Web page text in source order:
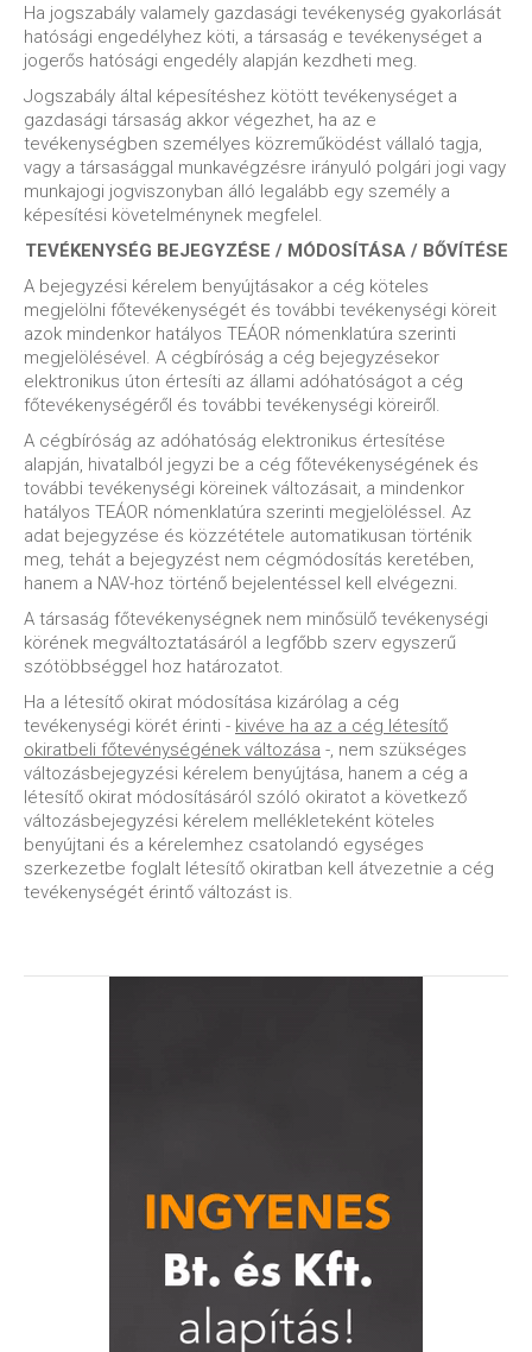
Ha jogszabály valamely gazdasági tevékenység gyakorlását
hatósági engedélyhez köti, a társaság e tevékenységet a
jogerős hatósági engedély alapján kezdheti meg.
Jogszabály által képesítéshez kötött tevékenységet a
gazdasági társaság akkor végezhet, ha az e
tevékenységben személyes közreműködést vállaló tagja,
vagy a társasággal munkavégzésre irányuló polgári jogi vagy
munkajogi jogviszonyban álló legalább egy személy a
képesítési követelménynek megfelel.
TEVÉKENYSÉG BEJEGYZÉSE / MÓDOSÍTÁSA / BŐVÍTÉSE
A bejegyzési kérelem benyújtásakor a cég köteles
megjelölni főtevékenységét és további tevékenységi köreit
azok mindenkor hatályos TEÁOR nómenklatúra szerinti
megjelölésével. A cégbíróság a cég bejegyzésekor
elektronikus úton értesíti az állami adóhatóságot a cég
főtevékenységéről és további tevékenységi köreiről.
A cégbíróság az adóhatóság elektronikus értesítése
alapján, hivatalból jegyzi be a cég főtevékenységének és
további tevékenységi köreinek változásait, a mindenkor
hatályos TEÁOR nómenklatúra szerinti megjelöléssel. Az
adat bejegyzése és közzététele automatikusan történik
meg, tehát a bejegyzést nem cégmódosítás keretében,
hanem a NAV-hoz történő bejelentéssel kell elvégezni.
A társaság főtevékenységnek nem minősülő tevékenységi
körének megváltoztatásáról a legfőbb szerv egyszerű
szótöbbséggel hoz határozatot.
Ha a létesítő okirat módosítása kizárólag a cég
tevékenységi körét érinti - kivéve ha az a cég létesítő
okiratbeli főtevénységének változása -, nem szükséges
változásbejegyzési kérelem benyújtása, hanem a cég a
létesítő okirat módosításáról szóló okiratot a következő
változásbejegyzési kérelem mellékleteként köteles
benyújtani és a kérelemhez csatolandó egységes
szerkezetbe foglalt létesítő okiratban kell átvezetnie a cég
tevékenységét érintő változást is.